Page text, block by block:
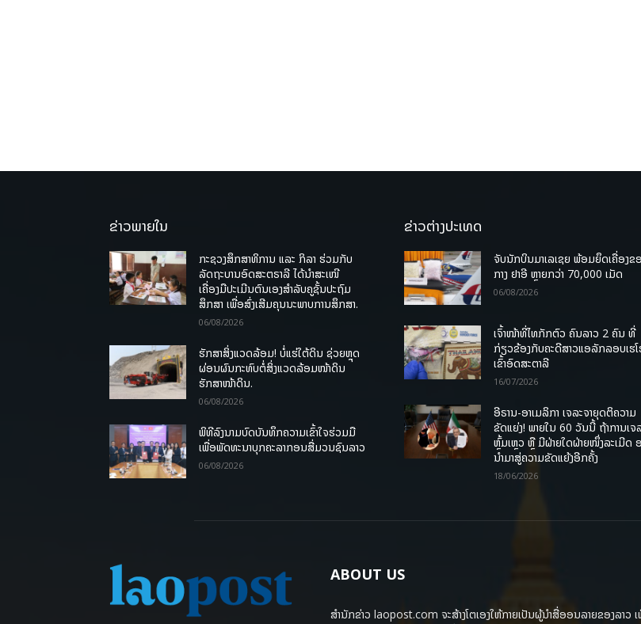
ຂ່າວພາຍໃນ
ກະຊວງສຶກສາທິການ ແລະ ກິລາ ຮ່ວມກັບ
ລັດຖະບານອົດສະຕຣາລີ ໄດ້ນຳສະເໜີ
ເຄື່ອງມືປະເມີນຕົນເອງສຳລັບຄູຊັ້ນປະຖົມ
ສຶກສາ ເພື່ອສົ່ງເສີມຄຸນນະພາບການສຶກສາ.
06/08/2026
ຮັກສາສິ່ງແວດລ້ອມ! ບໍ່ແຮ່ໃຕ້ດິນ ຊ່ວຍຫຼຸດ
ຜ່ອນຜົນກະທົບຕໍ່ສິ່ງແວດລ້ອມໜ້າດິນ
ຮັກສາໜ້າດິນ.
06/08/2026
ພິທີລົງນາມບົດບັນທຶກຄວາມເຂົ້າໃຈຮ່ວມມື
ເພື່ອພັດທະນາບຸກຄະລາກອນສື່ມວນຊົນລາວ
06/08/2026
ຂ່າວຕ່າງປະເທດ
ຈັບນັກບິນມາເລເຊຍ ພ້ອມຍຶດເຄື່ອງຂ
ກາງ ຢາອີ ຫຼາຍກວ່າ 70,000 ເມັດ
06/08/2026
ເຈົ້າໜ້າທີ່ໄທກັກຕົວ ຄົນລາວ 2 ຄົນ ທີ່
ກ່ຽວຂ້ອງກັບຄະດີສາວແອລັກລອບເຮ
ເຂົ້າອົດສະຕາລີ
16/07/2026
ອີຣານ-ອາເມລິກາ ເຈລະຈາຍຸດຕິຄວາມ
ຂັດແຍ່ງ! ພາຍໃນ 60 ວັນນີ້ ຖ້າການເຈ
ຫຼົ້ມເຫຼວ ຫຼື ມີຝ່າຍໃດຝ່າຍໜຶ່ງລະເມີດ
ນໍາມາສູ່ຄວາມຂັດແຍ້ງອີກຄັ້ງ
18/06/2026
ABOUT US
ສຳນັກຂ່າວ laopost.com ຈະສ້າງໂຕເອງໃຫ້ກາຍເປັນຜູ້ນຳສື່ອອນລາຍຂອງລາວ